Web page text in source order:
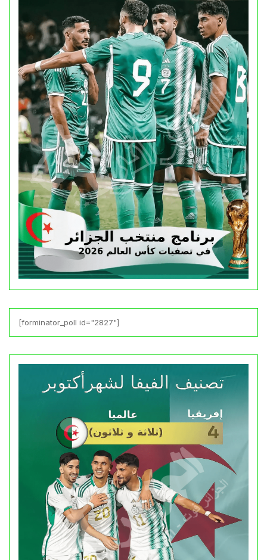
[forminator_poll id="2827"]